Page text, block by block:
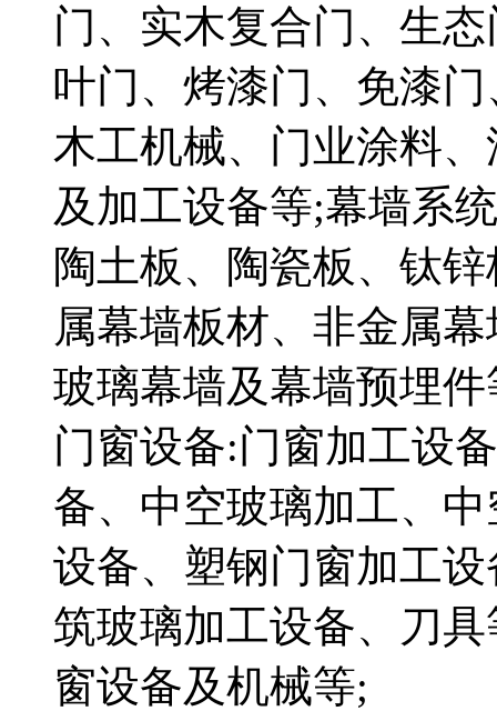
门、实木复合门、生
叶门、烤漆门、免漆
木工机械、门业涂料
及加工设备等;幕墙系
陶土板、陶瓷板、钛
属幕墙板材、非金属
玻璃幕墙及幕墙预埋
门窗设备:门窗加工设
备、中空玻璃加工、
设备、塑钢门窗加工
筑玻璃加工设备、刀
窗设备及机械等;